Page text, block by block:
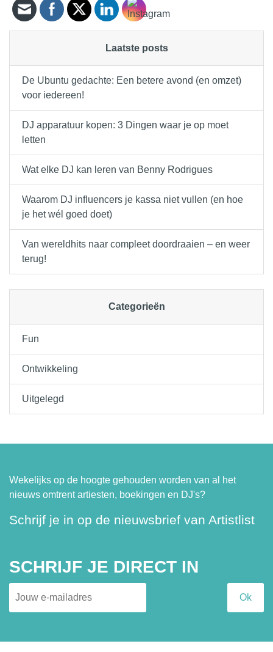
Laatste posts
De Ubuntu gedachte: Een betere avond (en omzet)
voor iedereen!
DJ apparatuur kopen: 3 Dingen waar je op moet
letten
Wat elke DJ kan leren van Benny Rodrigues
Waarom DJ influencers je kassa niet vullen (en hoe
je het wél goed doet)
Van wereldhits naar compleet doordraaien – en weer
terug!
Categorieën
Fun
Ontwikkeling
Uitgelegd
Wekelijks op de hoogte gehouden worden van al het
nieuws omtrent artiesten, boekingen en DJ's?
Schrijf je in op de nieuwsbrief van Artistlist
SCHRIJF JE DIRECT IN